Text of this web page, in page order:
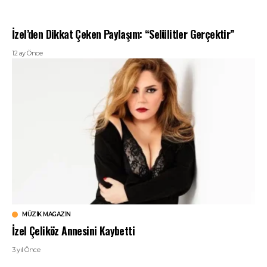
İzel’den Dikkat Çeken Paylaşım: “Selülitler Gerçektir”
12 ay Önce
MÜZIK MAGAZIN
İzel Çeliköz Annesini Kaybetti
3 yıl Önce